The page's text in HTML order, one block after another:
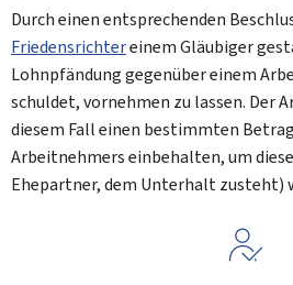
Durch einen entsprechenden
Friedensrichtereinem Gläubiger
Lohnpfändung gegenüber einem
schuldet, vornehmen zu lassen. Der
diesem Fall einen bestimmten
Arbeitnehmers einbehalten, um
Ehepartner, dem Unterhalt zusteht)